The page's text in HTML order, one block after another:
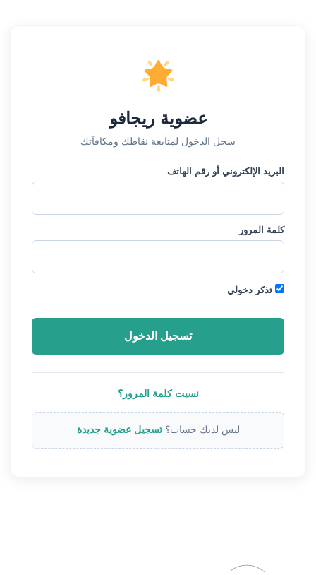
عضوية ريجافو
سجل الدخول لمتابعة نقاطك ومكافآتك
البريد الإلكتروني أو رقم الهاتف
كلمة المرور
تذكر دخولي
نسيت كلمة المرور؟
ليس لديك حساب؟ تسجيل عضوية جديدة